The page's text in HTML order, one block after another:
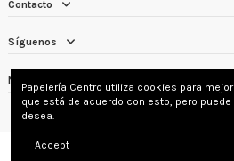
Contacto
Síguenos
Newsletter
Papelería Centro utiliza cookies para
que está de acuerdo con esto, pero
desea.
Accept